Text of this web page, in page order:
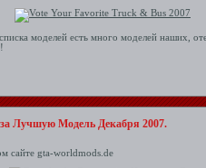
моделей есть много моделей наших,
за Лучшую Модель Декабря 2007.
сайте gta-worldmods.de